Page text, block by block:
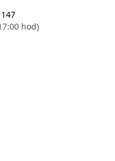
hod)